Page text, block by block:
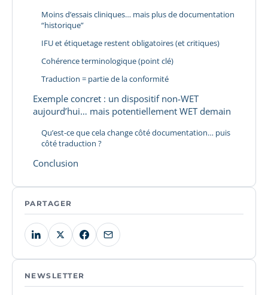
Moins d’essais cliniques… mais plus de documentation
“historique”
IFU et étiquetage restent obligatoires (et critiques)
Cohérence terminologique (point clé)
Traduction = partie de la conformité
Exemple concret : un dispositif non-WET
aujourd’hui… mais potentiellement WET demain
Qu’est-ce que cela change côté documentation… puis
côté traduction ?
Conclusion
PARTAGER
NEWSLETTER